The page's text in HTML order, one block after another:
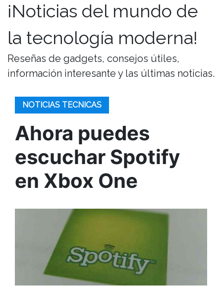
¡Noticias del mundo de
la tecnología moderna!
Reseñas de gadgets, consejos útiles,
información interesante y las últimas noticias.
NOTICIAS TECNICAS
Ahora puedes
escuchar Spotify
en Xbox One